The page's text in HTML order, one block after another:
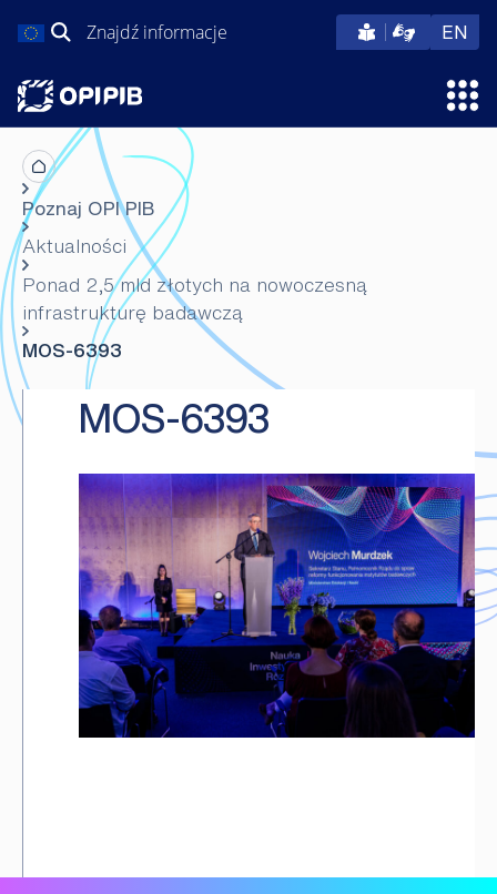
do
Szukaj: EN
Poznaj OPI PIB
Aktualności
Ponad 2,5 mld złotych na nowoczesną
infrastrukturę badawczą
MOS-6393
MOS-6393